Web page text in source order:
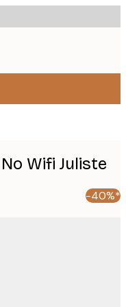
Wifi Juliste
-40%*